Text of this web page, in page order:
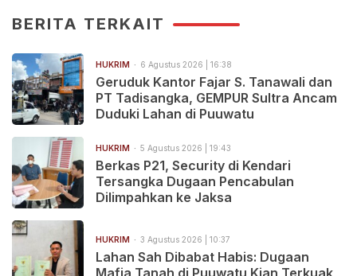
BERITA TERKAIT
HUKRIM 6 Agustus 2026 | 16:38
Geruduk Kantor Fajar S. Tanawali dan
PT Tadisangka, GEMPUR Sultra Ancam
Duduki Lahan di Puuwatu
HUKRIM 5 Agustus 2026 | 19:43
Berkas P21, Security di Kendari
Tersangka Dugaan Pencabulan
Dilimpahkan ke Jaksa
HUKRIM 3 Agustus 2026 | 10:37
Lahan Sah Dibabat Habis: Dugaan